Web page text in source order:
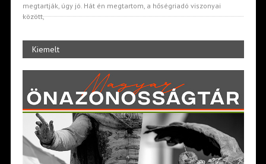
megtartják, úgy jó. Hát én megtartom, a hőségriadó viszonyai
között,
Kiemelt